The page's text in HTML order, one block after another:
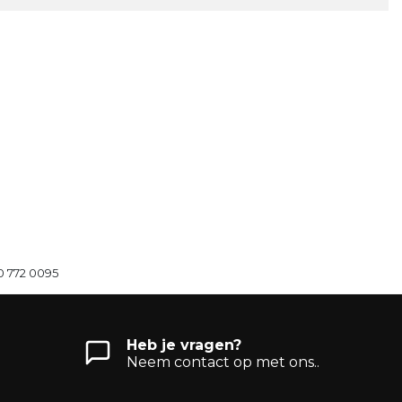
772 0095
Heb je vragen?
Neem contact op met ons..